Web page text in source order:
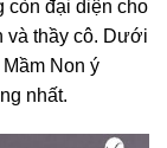
còn đại diện cho
và thầy cô. Dưới
Non ý
nhất.